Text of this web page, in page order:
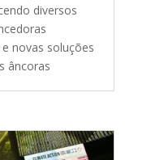
diversos
novas soluções
âncoras